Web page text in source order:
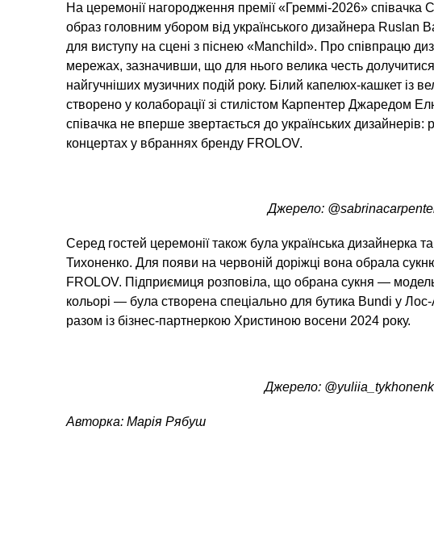
На церемонії нагородження премії «Греммі-2026» співачка
образ головним убором від українського дизайнера Ruslan
для виступу на сцені з піснею «Manchild». Про співпрацю
мережах, зазначивши, що для нього велика честь
найгучніших музичних подій року. Білий капелюх-кашкет із
створено у колаборації зі стилістом Карпентер Джаредом
співачка не вперше звертається до українських
концертах у вбраннях бренду FROLOV.
Джерело:
Серед гостей церемонії також була українська дизайнерка
Тихоненко. Для появи на червоній доріжці вона обрала
FROLOV. Підприємиця розповіла, що обрана сукня —
кольорі — була створена спеціально для бутика Bundi у
разом із бізнес-партнеркою Христиною восени 2024 року.
Джерело:
Авторка: Марія Рябуш